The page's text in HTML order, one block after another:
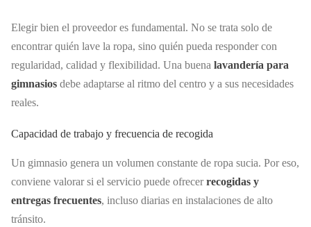
Elegir bien el proveedor es fundamental. No se trata solo de
encontrar quién lave la ropa, sino quién pueda responder con
regularidad, calidad y flexibilidad. Una buena lavandería para
gimnasios debe adaptarse al ritmo del centro y a sus necesidades
reales.
Capacidad de trabajo y frecuencia de recogida
Un gimnasio genera un volumen constante de ropa sucia. Por eso,
conviene valorar si el servicio puede ofrecerrecogidas y
entregas frecuentes, incluso diarias en instalaciones de alto
tránsito.